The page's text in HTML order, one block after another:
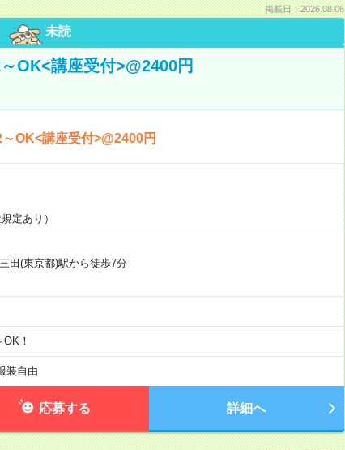
掲載日：2026.08.06
未読
OK<講座受付>@2400円
OK<講座受付>@2400円
定あり）
三田(東京都)駅から徒歩7分
！
装自由
応募する 詳細へ